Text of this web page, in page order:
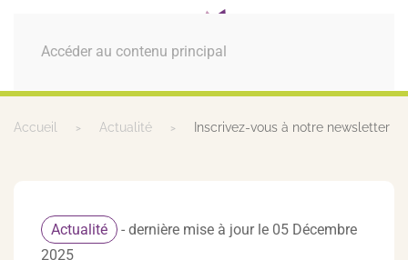
Accéder au contenu principal
MENU
Accueil Actualité Inscrivez-vous à notre newsletter
Actualité
- dernière mise à jour le 05 Décembre
2025